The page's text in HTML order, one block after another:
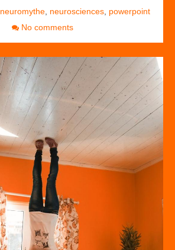
neuromythe neurosciences powerpoint
No comments